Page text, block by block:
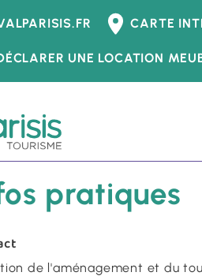
CARTE
UNE LOCATION
-
Tourisme
Accueil - Tourisme
pratiques
de l'aménagement et du